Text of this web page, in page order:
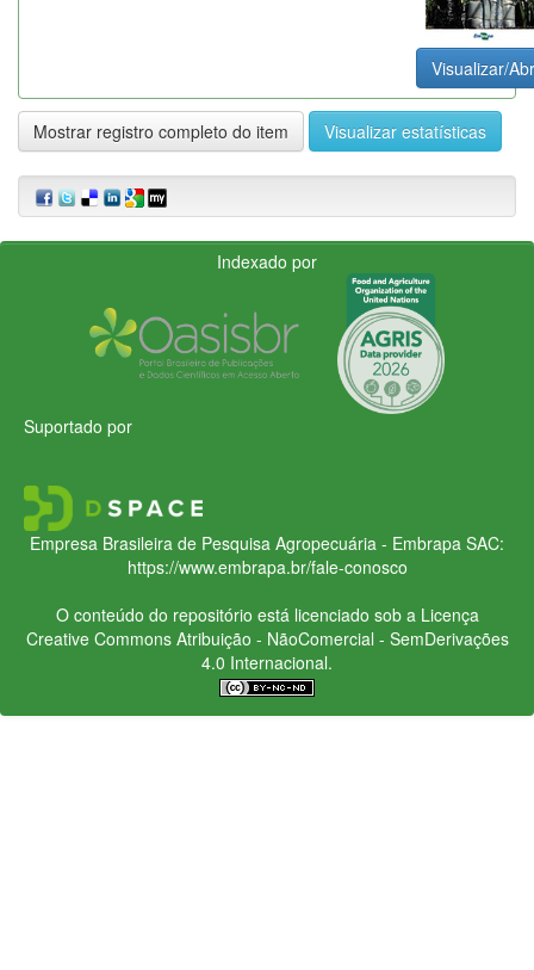
Visualizar/
Mostrar registro completo do item Visualizar estatísticas
Indexado por
Suportado por
Empresa Brasileira de Pesquisa Agropecuária - Embrapa SAC:
https://www.embrapa.br/fale-conosco
O conteúdo do repositório está licenciado sob a Licença
Creative CommonsAtribuição - NãoComercial - SemDerivações
4.0 Internacional.